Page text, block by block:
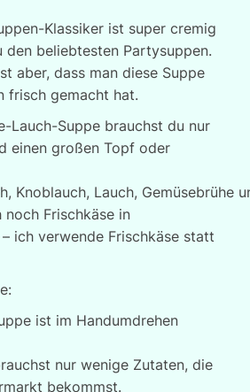
Klassiker ist super cremig
beliebtesten Partysuppen.
aber, dass man diese Suppe
frisch gemacht hat.
Lauch-Suppe brauchst du nur
einen großen Topf oder
Knoblauch, Lauch, Gemüsebrühe
noch Frischkäse in
ich verwende Frischkäse statt
ist im Handumdrehen
nur wenige Zutaten, die
bekommst.